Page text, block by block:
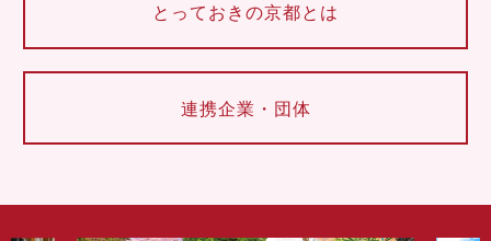
とっておきの京都とは
連携企業・団体